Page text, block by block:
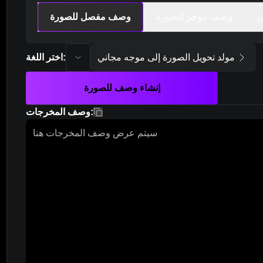
وصف مفصل للصورة
اختر اللغة :
language
مولد تحويل الصورة إلى موجه مجاني
إنشاء وصف للصورة
وصف المخرجات: نسخ
سيتم عرض وصف المخرجات هنا